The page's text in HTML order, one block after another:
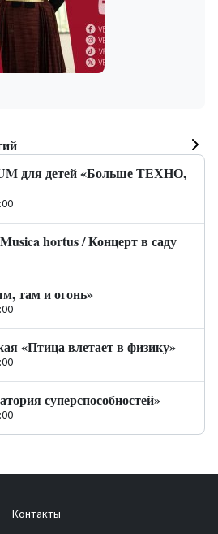
для детей «Больше ТЕХНО,
hortus / Концерт в саду
там и огонь»
«Птица влетает в физику»
суперспособностей»
Контакты